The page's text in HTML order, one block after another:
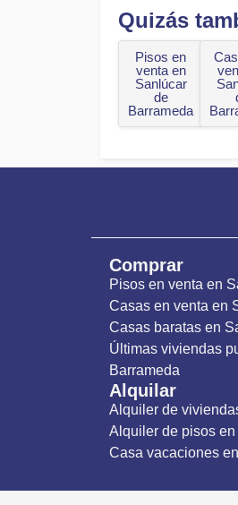
Quizás
Pisos en
venta en
Sanlúcar
de
Barrameda
Comprar
Pisos en venta en
Casas en venta en
Casas baratas en
Últimas viviendas
Barrameda
Alquilar
Alquiler de
Alquiler de pisos
Casa vacaciones